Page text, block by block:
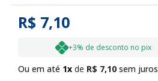
R$ 7,10
+3% de desconto no pix
Ou em até 1 R$ 7,10 sem juros